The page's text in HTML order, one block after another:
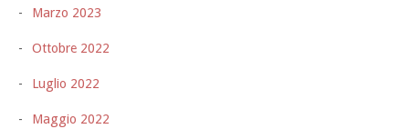
Marzo 2023
Ottobre 2022
Luglio 2022
Maggio 2022